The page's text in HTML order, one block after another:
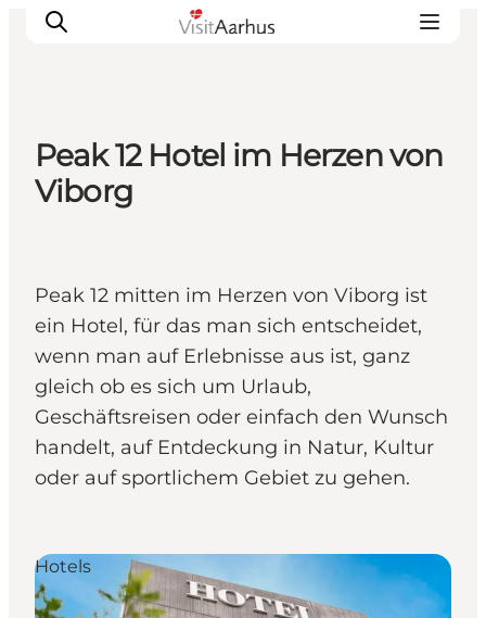
Sehen und erleben
Veranstaltungen
Transport
Peak 12 Hotel im Herzen von
Viborg
Peak 12 mitten im Herzen von Viborg ist
ein Hotel, für das man sich entscheidet,
wenn man auf Erlebnisse aus ist, ganz
gleich ob es sich um Urlaub,
Geschäftsreisen oder einfach den Wunsch
handelt, auf Entdeckung in Natur, Kultur
oder auf sportlichem Gebiet zu gehen.
Hotels